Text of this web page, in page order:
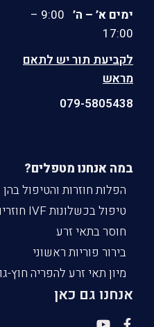
ימים א’ – ה’
9:00 –
17:00
לקביעת תור יש לתאם
מראש
079-5805438
במה אנחנו מטפלים?
הפלות חוזרות והטיפול בהן
טיפול בכשלונות IVF חוזרים
חוסר בתאי זרע
בירור פוריות ראשוני
מיון תאי זרע להפריה
אנחנו גם כאן